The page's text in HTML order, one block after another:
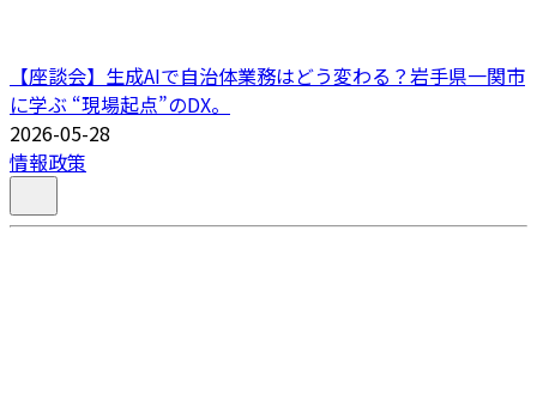
【座談会】生成AIで自治体業務はどう変わる？岩手県一関市
に学ぶ “現場起点”のDX。
2026-05-28
情報政策